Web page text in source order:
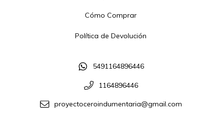
Cómo Comprar
Política de Devolución
5491164896446
1164896446
proyectoceroindumentaria@gmail.com